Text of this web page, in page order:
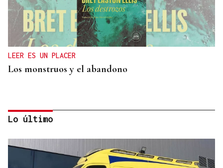
LEER ES UN PLACER
Los monstruos y el abandono
Lo último